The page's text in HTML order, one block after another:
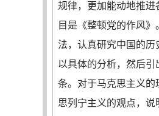
规律，更加能动地推
目是《整顿党的作风
法，认真研究中国的
以具体的分析，然后
条。对于马克思主义
思列宁主义的观点，